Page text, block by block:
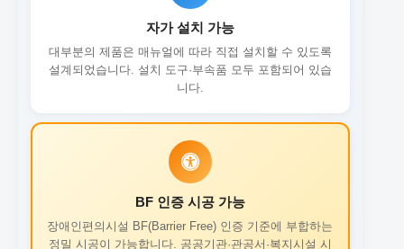
자가 설치 가능
대부분의 제품은 매뉴얼에 따라 직접 설치할 수 있도록
설계되었습니다. 설치 도구·부속품 모두 포함되어 있습
니다.
BF 인증 시공 가능
장애인편의시설 BF(Barrier Free) 인증 기준에 부합하는
정밀 시공이 가능합니다. 공공기관·관공서·복지시설 시